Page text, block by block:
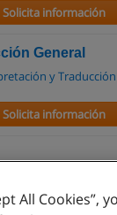
Solicita información
General
y Traducción
Solicita información
All Cookies”,